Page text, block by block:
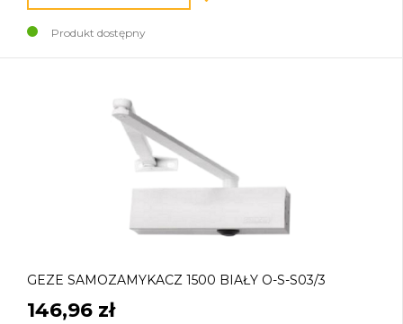
Produkt dostępny
GEZE SAMOZAMYKACZ 1500 BIAŁY O-S-S03/3
146,96 zł